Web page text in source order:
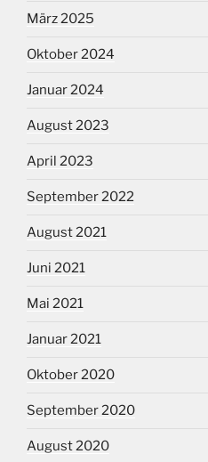
März 2025
Oktober 2024
Januar 2024
August 2023
April 2023
September 2022
August 2021
Juni 2021
Mai 2021
Januar 2021
Oktober 2020
September 2020
August 2020